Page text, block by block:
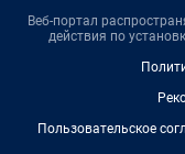
Веб-портал
действия по
Пользовательское